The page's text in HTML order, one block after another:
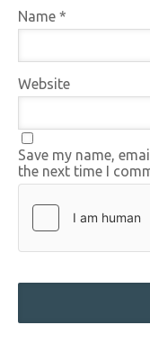
Name *
Website
Save my name,
the next time I